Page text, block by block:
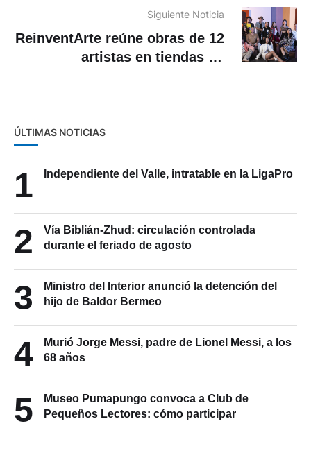
Siguiente Noticia
ReinventArte reúne obras de 12
artistas en tiendas de
ÚLTIMAS NOTICIAS
1 Independiente del Valle, intratable en la LigaPro
2
Vía Biblián-Zhud: circulación controlada
durante el feriado de agosto
3
Ministro del Interior anunció la detención del
hijo de Baldor Bermeo
4
Murió Jorge Messi, padre de Lionel Messi, a los
68 años
5
Museo Pumapungo convoca a Club de
Pequeños Lectores: cómo participar